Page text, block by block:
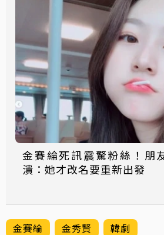
金賽綸死訊震驚粉絲！朋
潰：她才改名要重新出發
金賽綸 金秀賢 韓劇